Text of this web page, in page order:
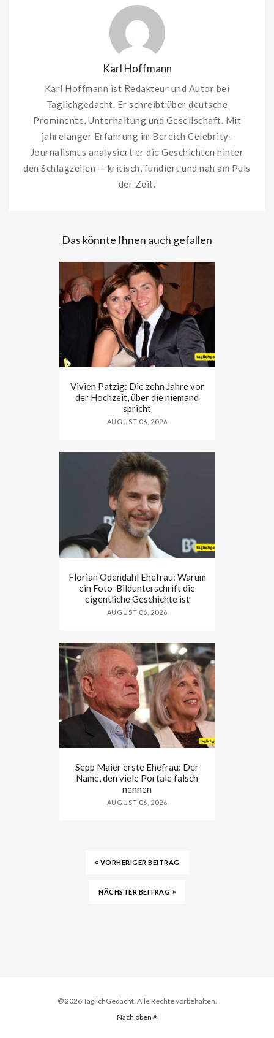
Karl Hoffmann
Karl Hoffmann ist Redakteur und Autor bei
Taglichgedacht. Er schreibt über deutsche
Prominente, Unterhaltung und Gesellschaft. Mit
jahrelanger Erfahrung im Bereich Celebrity-
Journalismus analysiert er die Geschichten hinter
den Schlagzeilen — kritisch, fundiert und nah am Puls
der Zeit.
Das könnte Ihnen auch gefallen
Vivien Patzig: Die zehn Jahre vor
der Hochzeit, über die niemand
spricht
AUGUST 06, 2026
Florian Odendahl Ehefrau: Warum
ein Foto-Bildunterschrift die
eigentliche Geschichte ist
AUGUST 06, 2026
Sepp Maier erste Ehefrau: Der
Name, den viele Portale falsch
nennen
AUGUST 06, 2026
VORHERIGER BEITRAG
NÄCHSTER BEITRAG
© 2026 TaglichGedacht. Alle Rechte vorbehalten.
Nach oben